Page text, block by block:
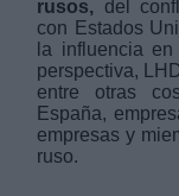
rusos, del
con Estados
la influencia
perspectiva,
entre otras
España,
empresas y
ruso.
Derechos: